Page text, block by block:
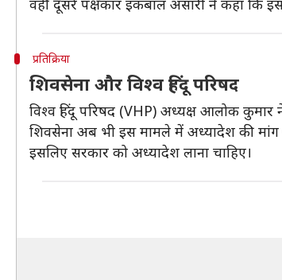
वहीं दूसरे पक्षकार इकबाल अंसारी ने कहा कि
प्रतिक्रिया
शिवसेना और विश्व हिंदू परिषद
विश्व हिंदू परिषद (VHP) अध्यक्ष आलोक कुमार
शिवसेना अब भी इस मामले में अध्यादेश की मांग
इसलिए सरकार को अध्यादेश लाना चाहिए।